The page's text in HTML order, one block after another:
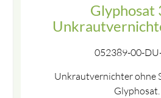
Glyphosat
052389-00-
Unkrautvernichter ohne
Glyphosat.